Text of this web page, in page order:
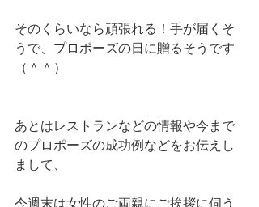
そのくらいなら頑張れる！手が届くそ
うで、プロポーズの日に贈るそうです
（＾＾）
あとはレストランなどの情報や今まで
のプロポーズの成功例などをお伝えし
まして、
今週末は女性のご両親にご挨拶に伺う